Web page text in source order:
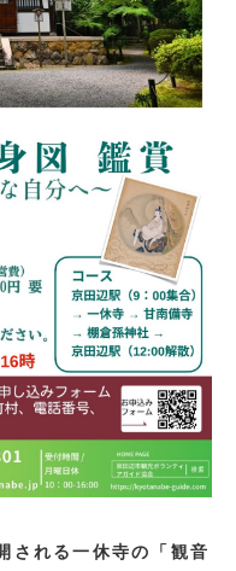
される一休寺の「観音